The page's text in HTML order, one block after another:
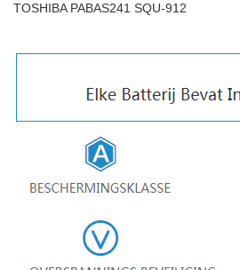
TOSHIBA PABAS241 SQU-912